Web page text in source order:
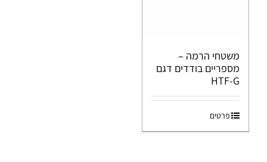
משטחי הרמה –
מספריים בודדים דגם
HTF-G
פרטים